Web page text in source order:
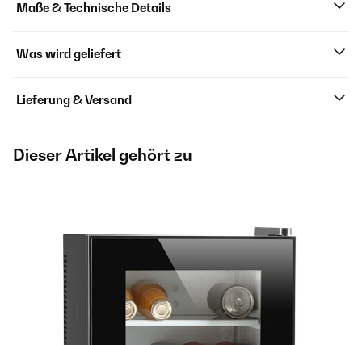
Maße & Technische Details
Was wird geliefert
Lieferung & Versand
Dieser Artikel gehört zu